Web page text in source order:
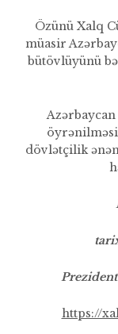
Özünü Xalq
müasir
bütövlüyünü
dövlətçilik
https://